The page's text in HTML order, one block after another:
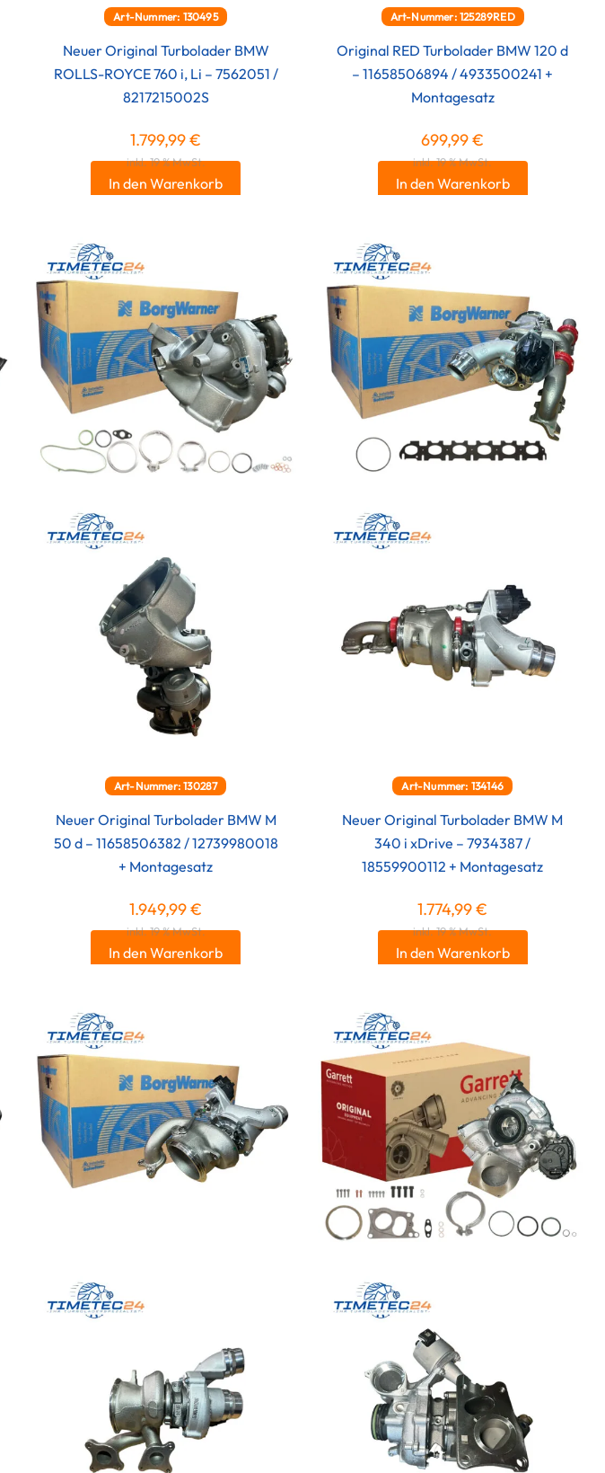
Art-Nummer: 130495
Neuer Original Turbolader BMW
ROLLS-ROYCE 760 i, Li – 7562051 /
8217215002S
1.799,99€
inkl. 19 % MwSt.
In den Warenkorb
Art-Nummer: 125289RED
Original RED Turbolader BMW 120 d
– 11658506894 / 4933500241 +
Montagesatz
699,99€
inkl. 19 % MwSt.
In den Warenkorb
Art-Nummer: 130287
Neuer Original Turbolader BMW M
50 d – 11658506382 / 12739980018
+ Montagesatz
1.949,99€
inkl. 19 % MwSt.
In den Warenkorb
Art-Nummer: 134146
Neuer Original Turbolader BMW M
340 i xDrive – 7934387 /
18559900112 + Montagesatz
1.774,99€
inkl. 19 % MwSt.
In den Warenkorb